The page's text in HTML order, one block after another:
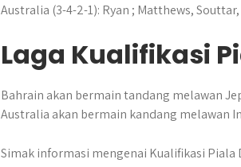
Australia (3-4-2-1): Ryan ; Matthews,
Laga Kualifikasi
Bahrain akan bermain tandang melawan
Australia akan bermain kandang melawan
Simak informasi mengenai Kualifikasi Piala